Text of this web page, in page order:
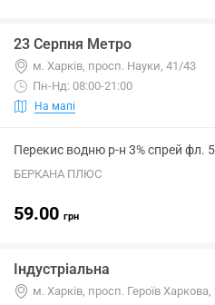
23 Серпня Метро
м. Харків, просп. Науки, 41/43
Пн-Нд: 08:00-21:00
На мапі
Перекис водню р-н 3% спрей фл.
БЕРКАНА ПЛЮС
59.00 грн
Індустріальна
м. Харків, просп. Героїв